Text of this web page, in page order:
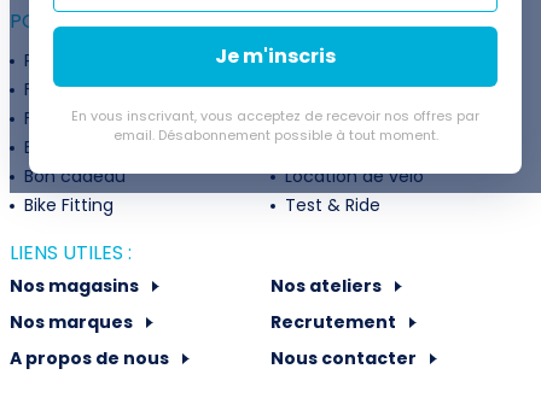
POUR ALLER PLUS LOIN :
Programme fidélité
Entreprises
Financement
Services
Flexibilité de paiement
Subventions
Extension de garantie
Politique de retour
Bon cadeau
Location de vélo
Bike Fitting
Test & Ride
LIENS UTILES :
Nos magasins
Nos ateliers
Nos marques
Recrutement
A propos de nous
Nous contacter
Je m'inscris
En vous inscrivant, vous acceptez de recevoir nos offres par
email. Désabonnement possible à tout moment.